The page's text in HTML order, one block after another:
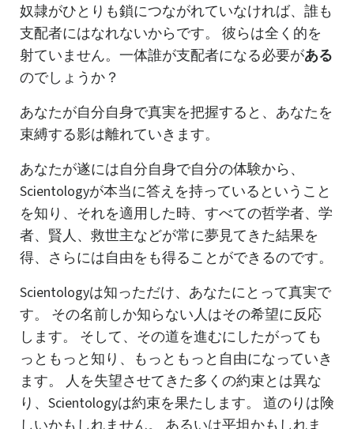
奴隷がひとりも鎖につながれていなければ、誰も
支配者にはなれないからです。 彼らは全く的を
射ていません。一体誰が支配者になる必要がある
のでしょうか？
あなたが自分自身で真実を把握すると、あなたを
束縛する影は離れていきます。
あなたが遂には自分自身で自分の体験から、
Scientologyが本当に答えを持っているということ
を知り、それを適用した時、すべての哲学者、学
者、賢人、救世主などが常に夢見てきた結果を
得、さらには自由をも得ることができるのです。
Scientologyは知っただけ、あなたにとって真実で
す。 その名前しか知らない人はその希望に反応
します。 そして、その道を進むにしたがっても
っともっと知り、もっともっと自由になっていき
ます。 人を失望させてきた多くの約束とは異な
り、Scientologyは約束を果たします。 道のりは険